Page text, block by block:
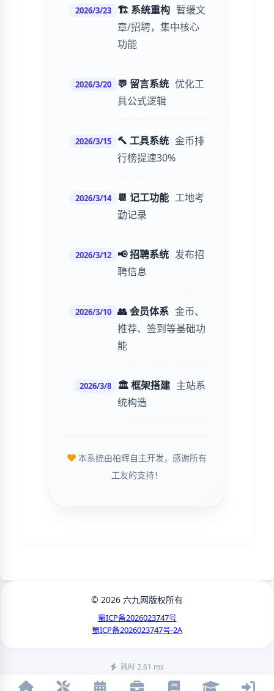
2026/3/23 🏗️ 系统重构 暂缓文
章/招聘，集中核心
功能
2026/3/20 💬 留言系统 优化工
具公式逻辑
2026/3/15 🔨 工具系统 金币排
行榜提速30%
2026/3/14 📆 记工功能 工地考
勤记录
2026/3/12 📢 招聘系统 发布招
聘信息
2026/3/10 👥 会员体系 金币、
推荐、签到等基础功
能
2026/3/8 🏛️ 框架搭建 主站系
统构造
本系统由柏辉自主开发，感谢所有
工友的支持！
© 2026 六九网版权所有
蜀ICP备2026023747号
蜀ICP备2026023747号-2A
耗时 2.61 ms